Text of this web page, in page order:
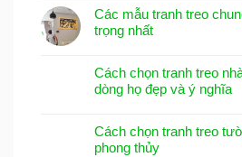
Các mẫu tranh treo
trọng nhất
Cách chọn tranh treo
dòng họ đẹp và ý nghĩa
Cách chọn tranh treo
phong thủy